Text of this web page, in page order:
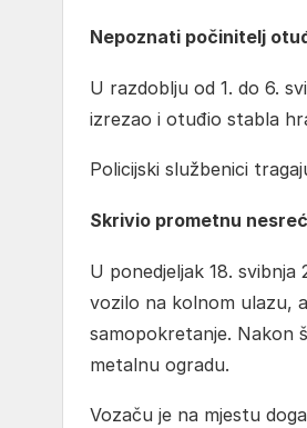
Nepoznati počinitelj
U razdoblju od 1. do 6.
izrezao i otuđio stabla
Policijski službenici
Skrivio prometnu
U ponedjeljak 18.
vozilo na kolnom ulazu,
samopokretanje. Nakon
metalnu ogradu.
Vozaču je na mjestu